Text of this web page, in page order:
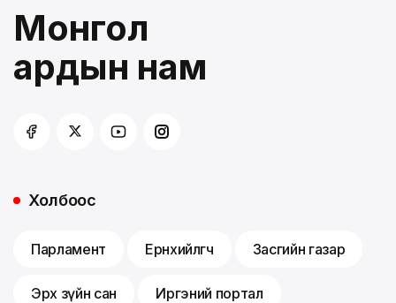
Монгол
ардын нам
Холбоос
Парламент Ерөнхийлөгч Засгийн газар
Эрх зүйн сан Иргэний портал